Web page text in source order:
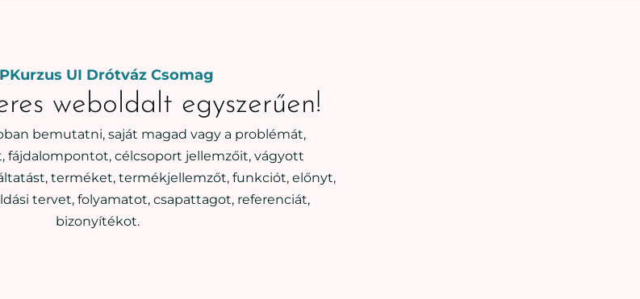
UI Drótváz Csomag
weboldalt egyszerűen!
bemutatni, saját magad vagy a problémát,
fájdalompontot, célcsoport jellemzőit, vágyott
terméket, termékjellemzőt, funkciót, előnyt,
tervet, folyamatot, csapattagot, referenciát,
bizonyítékot.